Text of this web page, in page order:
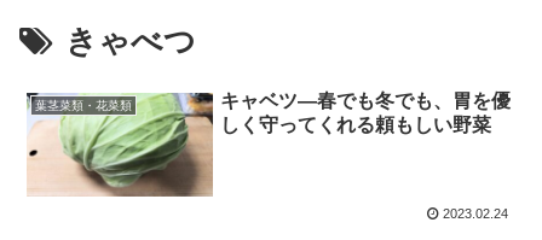
きゃべつ
葉茎菜類・花菜類
キャベツ―春でも冬でも、胃を優
しく守ってくれる頼もしい野菜
2023.02.24